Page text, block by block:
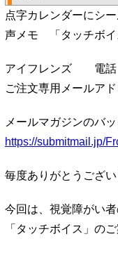
点字カレンダーにシ
声メモ 「タッチボイ
アイフレンズ 電話
ご注文専用メールア
メールマガジンのバ
https://submitmail.jp/
毎度ありがとうござい
今回は、視覚障がい
「タッチボイス」のご